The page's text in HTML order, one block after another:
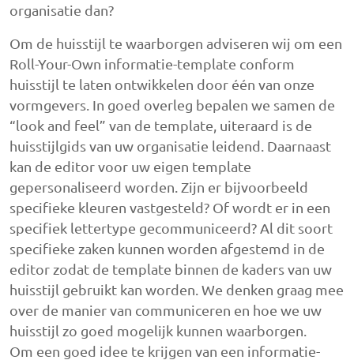
organisatie dan?
Om de huisstijl te waarborgen adviseren wij om een
Roll-Your-Own informatie-template conform
huisstijl te laten ontwikkelen door één van onze
vormgevers. In goed overleg bepalen we samen de
“look and feel” van de template, uiteraard is de
huisstijlgids van uw organisatie leidend. Daarnaast
kan de editor voor uw eigen template
gepersonaliseerd worden. Zijn er bijvoorbeeld
specifieke kleuren vastgesteld? Of wordt er in een
specifiek lettertype gecommuniceerd? Al dit soort
specifieke zaken kunnen worden afgestemd in de
editor zodat de template binnen de kaders van uw
huisstijl gebruikt kan worden. We denken graag mee
over de manier van communiceren en hoe we uw
huisstijl zo goed mogelijk kunnen waarborgen.
Om een goed idee te krijgen van een informatie-